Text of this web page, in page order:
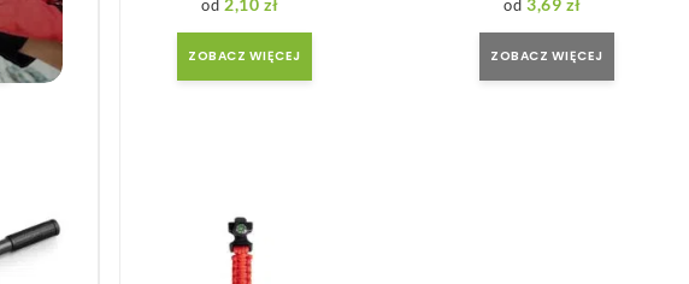
2,10 zł
ZOBACZ WIĘCEJ
3,69 zł
ZOBACZ WIĘCEJ